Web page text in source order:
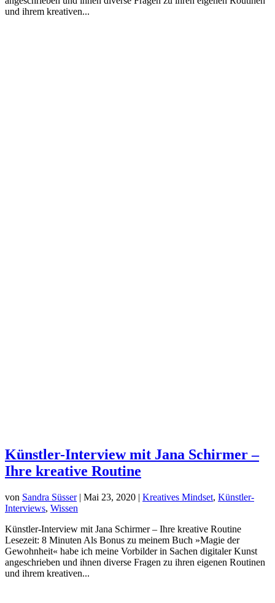
und ihrem kreativen...
Künstler-Interview mit Jana Schirmer –
Ihre kreative Routine
von Sandra Süsser| Mai 23, 2020 | Kreatives Mindset, Künstler-
Interviews, Wissen
Künstler-Interview mit Jana Schirmer – Ihre kreative Routine
Lesezeit: 8 Minuten Als Bonus zu meinem Buch »Magie der
Gewohnheit« habe ich meine Vorbilder in Sachen digitaler Kunst
angeschrieben und ihnen diverse Fragen zu ihren eigenen Routinen
und ihrem kreativen...